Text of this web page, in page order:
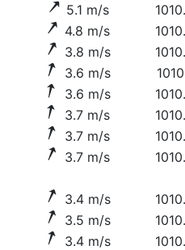
5.1 m/s
4.8 m/s
3.8 m/s
3.6 m/s
3.6 m/s
3.7 m/s
3.7 m/s
3.7 m/s
3.4 m/s
3.5 m/s
3.4 m/s